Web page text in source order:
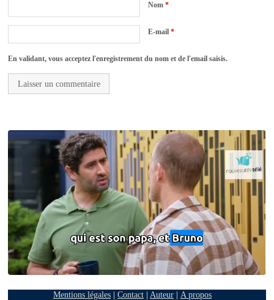
Nom*
E-mail*
En validant, vous acceptez l'enregistrement du nom et de l'email saisis.
Mentions légales| Contact| Auteur| A propos